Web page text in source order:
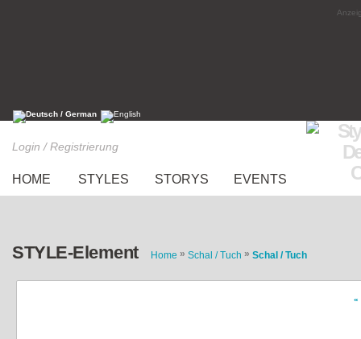
Login / Registrierung
HOME STYLES STORYS EVENTS
STYLE-Element Home » Schal / Tuch » Schal / Tuch
«